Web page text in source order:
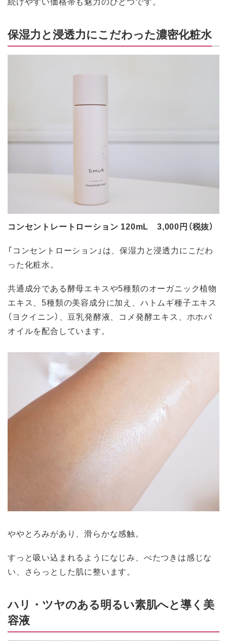
保湿力と浸透力にこだわった濃密化粧水
コンセントレートローション 120mL 3,000円（税抜）
「コンセントローション」は、保湿力と浸透力にこだわ
った化粧水。
共通成分である酵母エキスや5種類のオーガニック植物
エキス、5種類の美容成分に加え、ハトムギ種子エキス
（ヨクイニン）、豆乳発酵液、コメ発酵エキス、ホホバ
オイルを配合しています。
ややとろみがあり、滑らかな感触。
すっと吸い込まれるようになじみ、べたつきは感じな
い、さらっとした肌に整います。
ハリ・ツヤのある明るい素肌へと導く美
容液